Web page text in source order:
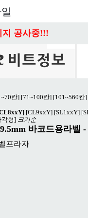
지 공사중!!!
칸] [71~100칸] [101~560칸]
[CL9xxY] [SL1xxY]
각형] 크기순
바코드용라벨
프라자